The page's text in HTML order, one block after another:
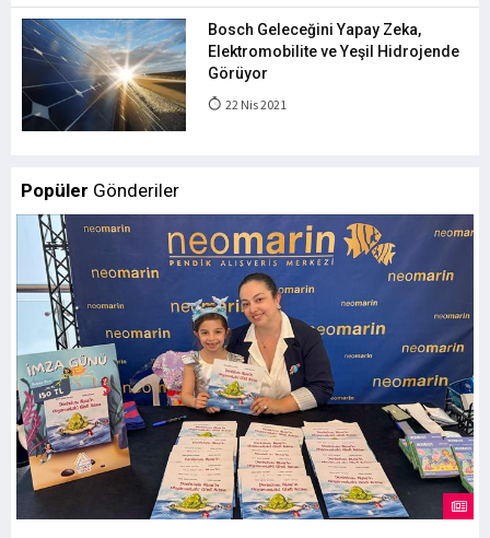
Bosch Geleceğini Yapay Zeka,
Elektromobilite ve Yeşil Hidrojende
Görüyor
22 Nis 2021
Popüler Gönderiler